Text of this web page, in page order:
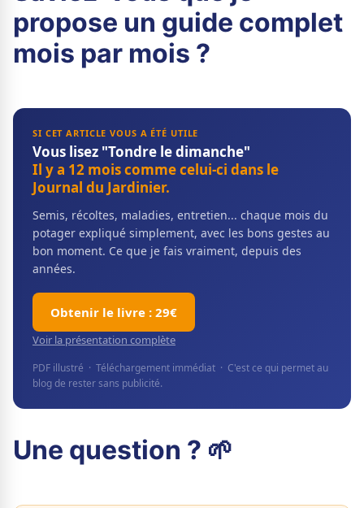
propose un guide complet
mois par mois ?
SI CET ARTICLE VOUS A ÉTÉ UTILE
Vous lisez "Tondre le dimanche"
Il y a 12 mois comme celui-ci dans le
Journal du Jardinier.
Semis, récoltes, maladies, entretien... chaque mois du
potager expliqué simplement, avec les bons gestes au
bon moment. Ce que je fais vraiment, depuis des
années.
Obtenir le livre : 29€
Voir la présentation complète
PDF illustré · Téléchargement immédiat · C'est ce qui permet au
blog de rester sans publicité.
Une question ? 🌱